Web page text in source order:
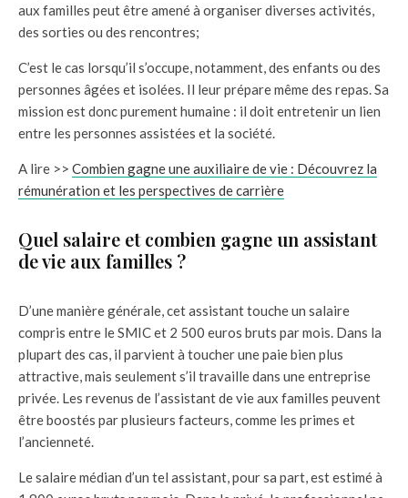
aux familles peut être amené à organiser diverses activités,
des sorties ou des rencontres;
C’est le cas lorsqu’il s’occupe, notamment, des enfants ou des
personnes âgées et isolées. Il leur prépare même des repas. Sa
mission est donc purement humaine : il doit entretenir un lien
entre les personnes assistées et la société.
A lire >> Combien gagne une auxiliaire de vie : Découvrez la
rémunération et les perspectives de carrière
Quel salaire et combien gagne un assistant
de vie aux familles ?
D’une manière générale, cet assistant touche un salaire
compris entre le SMIC et 2 500 euros bruts par mois. Dans la
plupart des cas, il parvient à toucher une paie bien plus
attractive, mais seulement s’il travaille dans une entreprise
privée. Les revenus de l’assistant de vie aux familles peuvent
être boostés par plusieurs facteurs, comme les primes et
l’ancienneté.
Le salaire médian d’un tel assistant, pour sa part, est estimé à